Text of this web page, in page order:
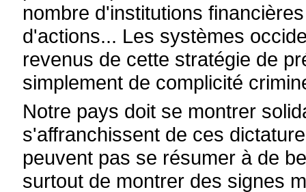
nombre d'institutions
d'actions... Les systèmes
revenus de cette stratégie de
simplement de complicité
Notre pays doit se montrer
s'affranchissent de ces
peuvent pas se résumer à de
surtout de montrer des signes